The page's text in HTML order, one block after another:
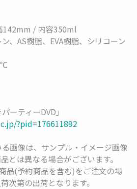
/ 内容350ml
、AS樹脂、EVA樹脂、シリコーン
ーティーDVD」
?pid=176611892
画像は、サンプル・イメージ画像
とは異なる場合がございます。
品(予約商品を含む)をご注文の場
次第の出荷となります。